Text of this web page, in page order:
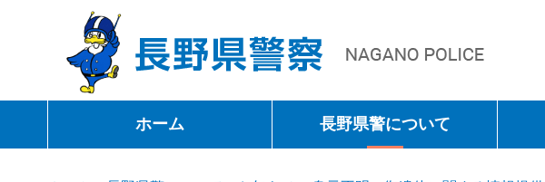
長野県警察
ホーム 長野県警について